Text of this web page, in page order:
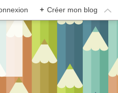
+ Créer mon blog